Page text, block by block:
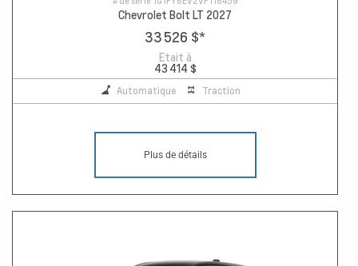
Chevrolet Bolt LT 2027
33 526 $*
Etait à
43 414 $
Automatique Traction
Plus de détails